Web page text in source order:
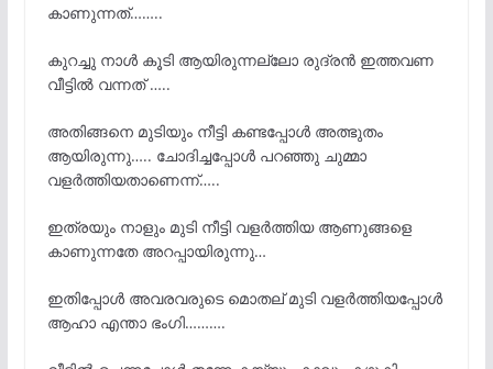
കാണുന്നത്……..
കുറച്ചു നാൾ കൂടി ആയിരുന്നല്ലോ രുദ്രൻ ഇത്തവണ
വീട്ടിൽ വന്നത് …..
അതിങ്ങനെ മുടിയും നീട്ടി കണ്ടപ്പോൾ അത്ഭുതം
ആയിരുന്നു….. ചോദിച്ചപ്പോൾ പറഞ്ഞു ചുമ്മാ
വളർത്തിയതാണെന്ന്…..
ഇത്രയും നാളും മുടി നീട്ടി വളർത്തിയ ആണുങ്ങളെ
കാണുന്നതേ അറപ്പായിരുന്നു…
ഇതിപ്പോൾ അവരവരുടെ മൊതല് മുടി വളർത്തിയപ്പോൾ
ആഹാ എന്താ ഭംഗി……….